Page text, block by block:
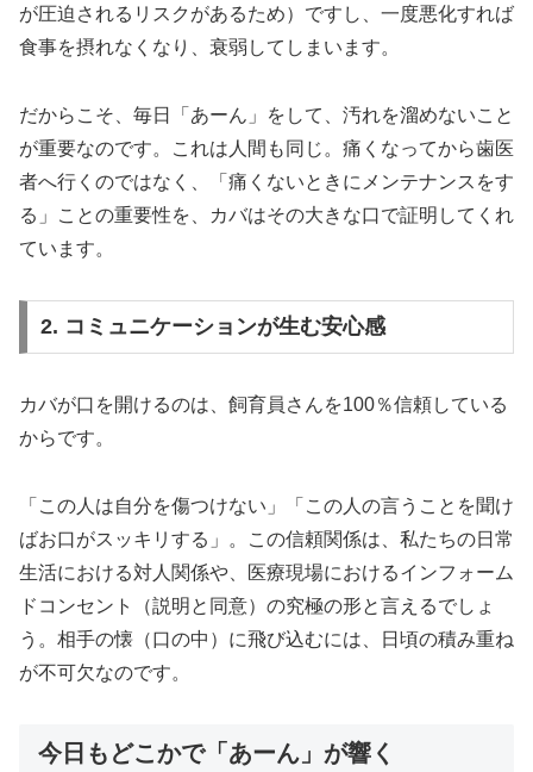
が圧迫されるリスクがあるため）ですし、一度悪化すれば
食事を摂れなくなり、衰弱してしまいます。
だからこそ、毎日「あーん」をして、汚れを溜めないこと
が重要なのです。これは人間も同じ。痛くなってから歯医
者へ行くのではなく、「痛くないときにメンテナンスをす
る」ことの重要性を、カバはその大きな口で証明してくれ
ています。
2. コミュニケーションが生む安心感
カバが口を開けるのは、飼育員さんを100％信頼している
からです。
「この人は自分を傷つけない」「この人の言うことを聞け
ばお口がスッキリする」。この信頼関係は、私たちの日常
生活における対人関係や、医療現場におけるインフォーム
ドコンセント（説明と同意）の究極の形と言えるでしょ
う。相手の懐（口の中）に飛び込むには、日頃の積み重ね
が不可欠なのです。
今日もどこかで「あーん」が響く